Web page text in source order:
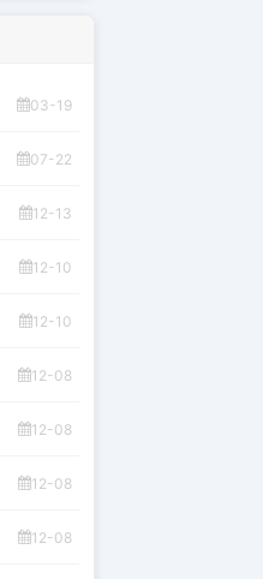
03-19
07-22
12-13
12-10
12-10
12-08
12-08
12-08
12-08